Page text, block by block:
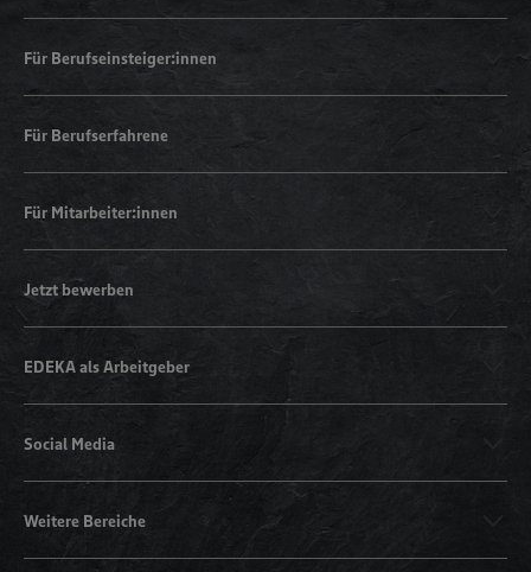
Für Berufseinsteiger:innen
Für Berufserfahrene
Für Mitarbeiter:innen
Jetzt bewerben
EDEKA als Arbeitgeber
Social Media
Weitere Bereiche